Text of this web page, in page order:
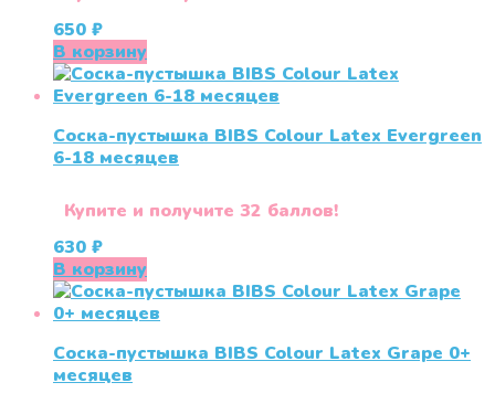
650 ₽
В корзину
Соска-пустышка BIBS Colour Latex Evergreen
6-18 меcяцев
Купите и получите 32 баллов!
630 ₽
В корзину
Соска-пустышка BIBS Colour Latex Grape 0+
меcяцев